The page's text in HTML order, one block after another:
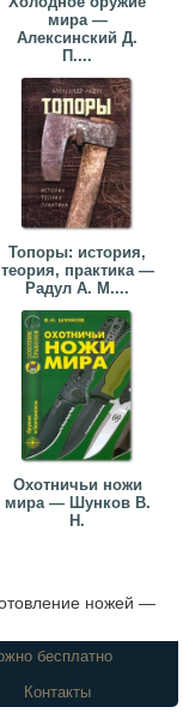
мира —
Алексинский Д.
П....
Топоры: история,
теория, практика —
Радул А. М....
Охотничьи ножи
мира — Шунков В.
Н.
ножей —
бесплатно
Контакты